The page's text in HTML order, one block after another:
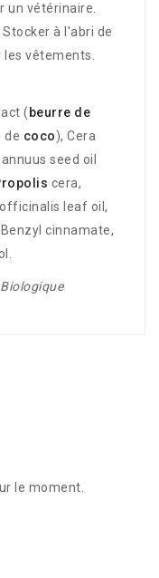
un vétérinaire.
à l'abri de
les vêtements.
( beurre de
de coco), Cera
seed oil
cera,
leaf oil,
cinnamate,
le moment.